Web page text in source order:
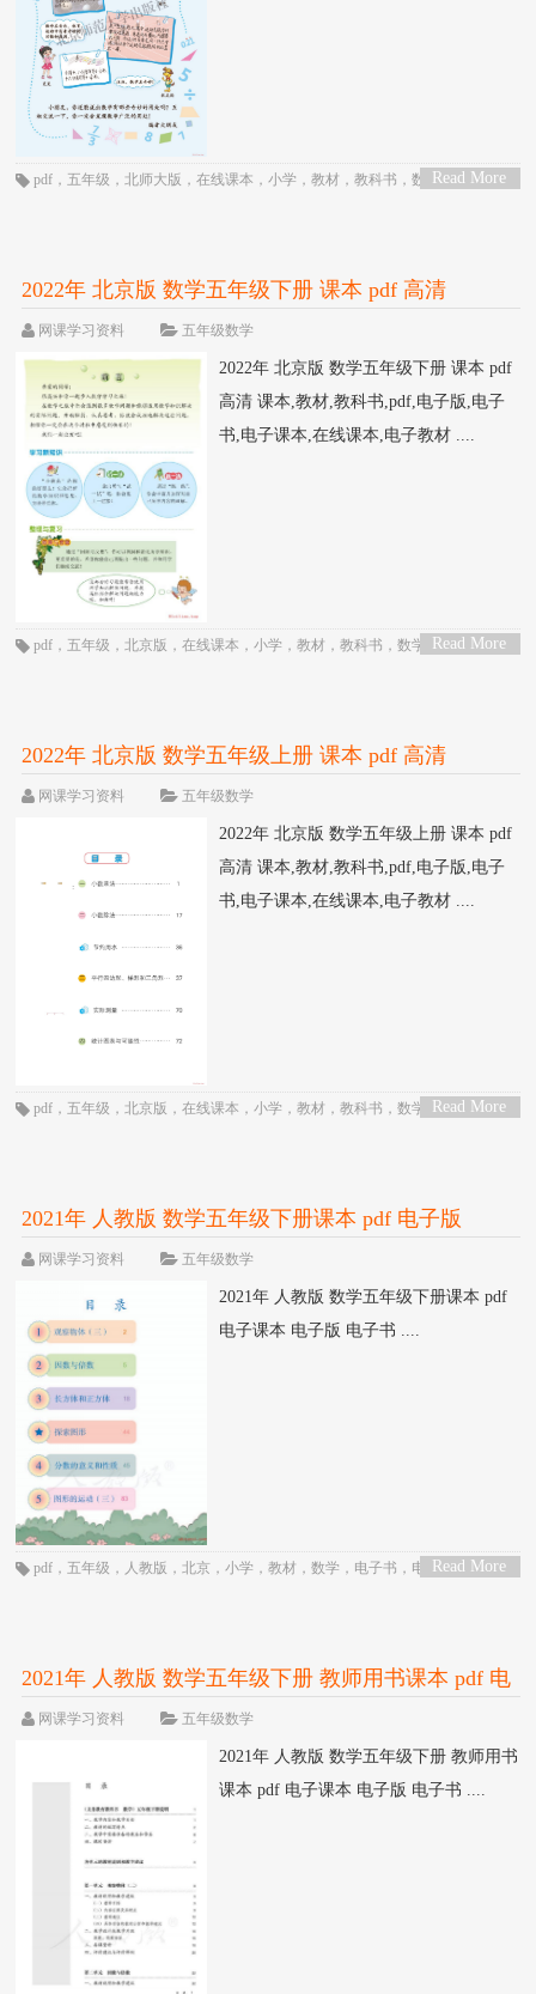
Read More
pdf ， 五年级 ，北师大版 ，在线课本 ，小学 ，教材 ，教科书 ，数学，电子
2022年 北京版 数学五年级下册 课本 pdf 高清
网课学习资料 五年级数学
2022年 北京版 数学五年级下册 课本 pdf
高清 课本,教材,教科书,pdf,电子版,电子
书,电子课本,在线课本,电子教材 ....
Read More
pdf ， 五年级 ，北京版 ，在线课本 ，小学 ，教材 ，教科书 ，数学 ，电子书，
2022年 北京版 数学五年级上册 课本 pdf 高清
网课学习资料 五年级数学
2022年 北京版 数学五年级上册 课本 pdf
高清 课本,教材,教科书,pdf,电子版,电子
书,电子课本,在线课本,电子教材 ....
Read More
pdf ， 五年级 ，北京版 ，在线课本 ，小学 ，教材 ，教科书 ，数学 ，电子书，
2021年 人教版 数学五年级下册课本 pdf 电子版
网课学习资料 五年级数学
2021年 人教版 数学五年级下册课本 pdf
电子课本 电子版 电子书 ....
Read More
pdf ， 五年级 ， 人教版 ，北京 ，小学 ，教材 ，数学 ， 电子书 ， 电子版， 电子
2021年 人教版 数学五年级下册 教师用书课本 pdf 电
子版
网课学习资料 五年级数学
2021年 人教版 数学五年级下册 教师用书
课本 pdf 电子课本 电子版 电子书 ....